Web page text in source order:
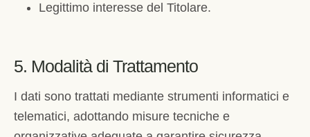
Legittimo interesse del Titolare.
5. Modalità di Trattamento
I dati sono trattati mediante strumenti informatici e
telematici, adottando misure tecniche e